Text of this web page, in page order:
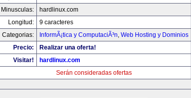
Minusculas:
hardlinux.com
Longitud:
9 caracteres
Categorias:
InformÃ¡tica y ComputaciÃ³n, Web Hosting y Dominios
Precio:
Realizar una oferta!
Visitar!
hardlinux.com
Serán consideradas ofertas